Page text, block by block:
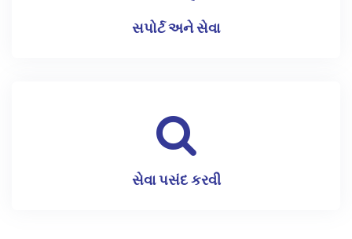
સપોર્ટ અને સેવા
સેવા પસંદ કરવી